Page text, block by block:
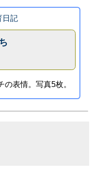
記
表情。写真5枚。